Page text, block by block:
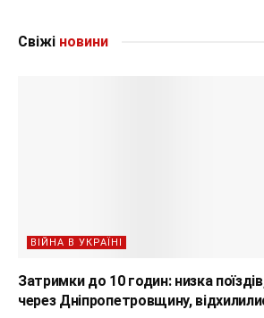
Свіжі новини
ВІЙНА В УКРАЇНІ
Затримки до 10 годин: низка
через Дніпропетровщину,